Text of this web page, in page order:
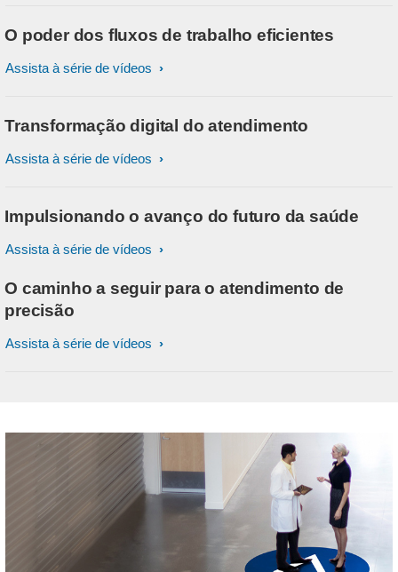
O poder dos fluxos de trabalho eficientes
Assista à série de vídeos
Transformação digital do atendimento
Assista à série de vídeos
Impulsionando o avanço do futuro da saúde
Assista à série de vídeos
O caminho a seguir para o atendimento de
precisão
Assista à série de vídeos